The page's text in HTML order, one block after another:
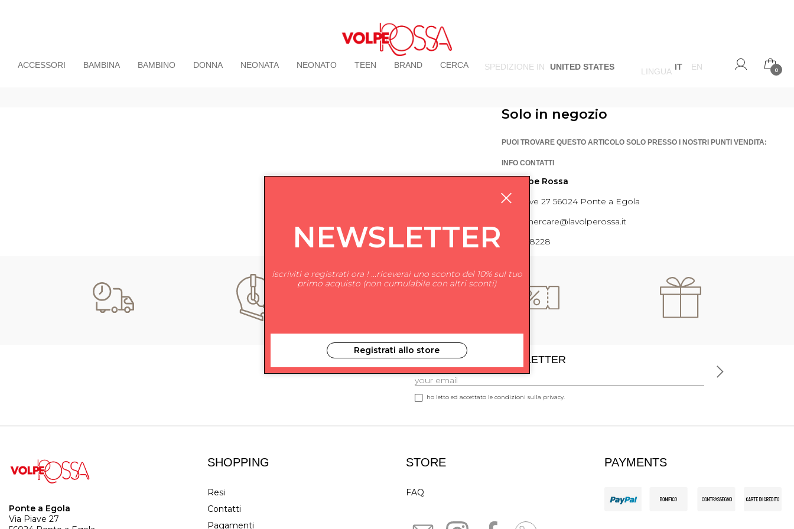
SPEDIZIONE IN UNITED STATES LINGUA IT EN 0
ACCESSORI BAMBINA BAMBINO DONNA NEONATA NEONATO TEEN BRAND CERCA
Solo in negozio
PUOI TROVARE QUESTO ARTICOLO SOLO PRESSO I NOSTRI PUNTI VENDITA:
INFO CONTATTI
La Volpe Rossa
Via Piave 27 56024 Ponte a Egola
customercare@lavolperossa.it
0571498228
ISCRIVITI ALLA NEWSLETTER
ho letto ed accettato le condizioni sulla privacy.
Ponte a Egola
Via Piave 27
SHOPPING
Resi
Contatti
Pagamenti
STORE
FAQ
PAYMENTS
NEWSLETTER
iscriviti e registrati ora ! ...riceverai uno sconto del 10% sul tuo
primo acquisto (non cumulabile con altri sconti)
Registrati allo store